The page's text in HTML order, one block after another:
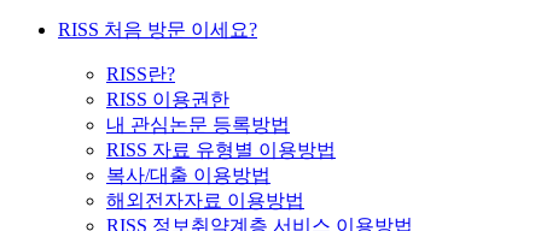
RISS 처음 방문 이세요?
RISS란?
RISS 이용권한
내 관심논문 등록방법
RISS 자료 유형별 이용방법
복사/대출 이용방법
해외전자자료 이용방법
RISS 정보취약계층 서비스 이용방법